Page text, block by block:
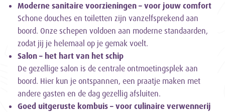
Moderne sanitaire voorzieningen – voor jouw comfort
Schone douches en toiletten zijn vanzelfsprekend aan
boord. Onze schepen voldoen aan moderne standaarden,
zodat jij je helemaal op je gemak voelt.
Salon – het hart van het schip
De gezellige salon is de centrale ontmoetingsplek aan
boord. Hier kun je ontspannen, een praatje maken met
andere gasten en de dag gezellig afsluiten.
Goed uitgeruste kombuis – voor culinaire verwennerij